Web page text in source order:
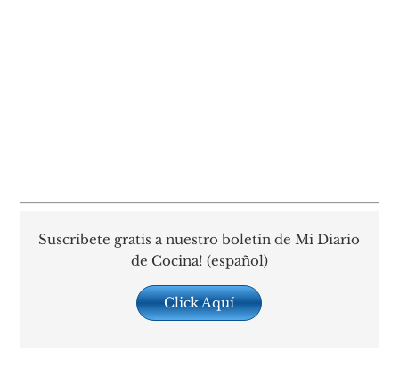
Suscríbete gratis a nuestro boletín de Mi Diario
de Cocina! (español)
Click Aquí